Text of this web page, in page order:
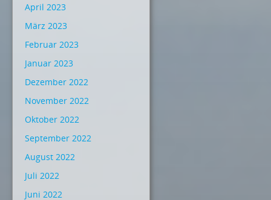
April 2023
März 2023
Februar 2023
Januar 2023
Dezember 2022
November 2022
Oktober 2022
September 2022
August 2022
Juli 2022
Juni 2022